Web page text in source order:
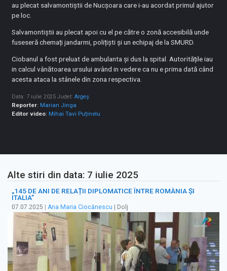
au plecat salvamontiștii de Nucșoara care i-au acordat primul ajutor
pe loc.
Salvamontiștii au plecat apoi cu el pe către o zonă accesibilă unde
fuseseră chemați jandarmi, polițiști și un echipaj de la SMURD.
Ciobanul a fost preluat de ambulanta și dus la spital. Autoritățile iau
in calcul vânătoarea ursului având in vedere ca nu e prima dată când
acesta ataca la stânele din zona respectiva.
Data: 7 iulie 2025 Judet:Argeș
Reporter: Marian Jinga
Editor video: Mihai Tavi Puținelu
Alte stiri din data: 7 iulie 2025
„145 DE ANI DE RELAȚII DIPLOMATICE ÎNTRE ROMÂNIA ȘI
ITALIA”
07.07.2025 Ana Maria Ciocănescu | Dolj